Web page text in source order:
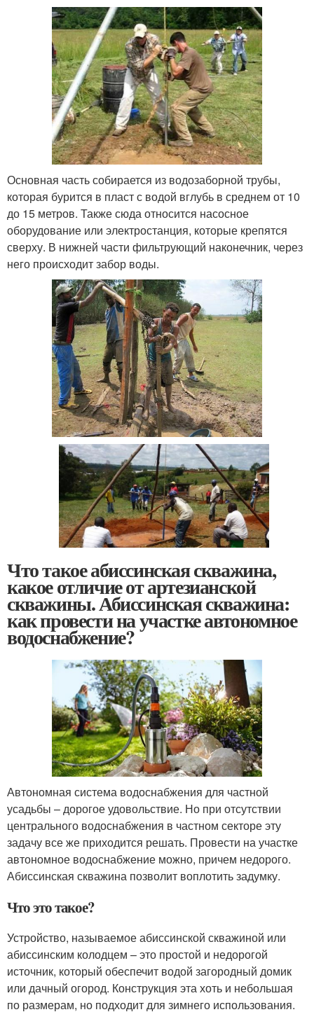
Основная часть собирается из водозаборной трубы,
которая бурится в пласт с водой вглубь в среднем от 10
до 15 метров. Также сюда относится насосное
оборудование или электростанция, которые крепятся
сверху. В нижней части фильтрующий наконечник, через
него происходит забор воды.
Что такое абиссинская скважина,
какое отличие от артезианской
скважины. Абиссинская скважина:
как провести на участке автономное
водоснабжение?
Автономная система водоснабжения для частной
усадьбы – дорогое удовольствие. Но при отсутствии
центрального водоснабжения в частном секторе эту
задачу все же приходится решать. Провести на участке
автономное водоснабжение можно, причем недорого.
Абиссинская скважина позволит воплотить задумку.
Что это такое?
Устройство, называемое абиссинской скважиной или
абиссинским колодцем – это простой и недорогой
источник, который обеспечит водой загородный домик
или дачный огород. Конструкция эта хоть и небольшая
по размерам, но подходит для зимнего использования.